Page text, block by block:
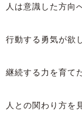
人は意識した方向
行動する勇気が欲
継続する力を育て
人との関わり方を